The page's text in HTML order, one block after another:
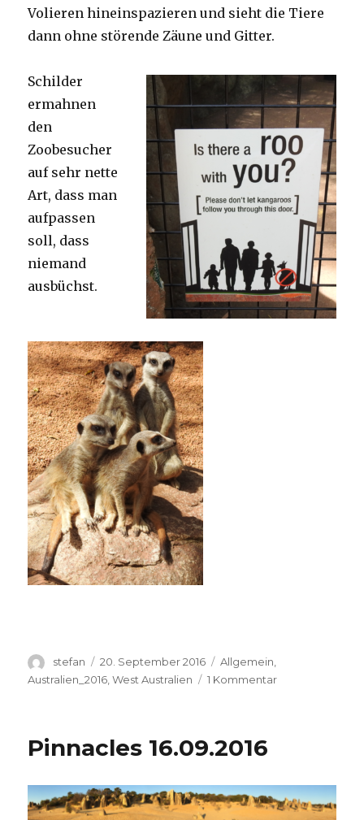
Volieren hineinspazieren und sieht die Tiere
dann ohne störende Zäune und Gitter.
Schilder
ermahnen
den
Zoobesucher
auf sehr nette
Art, dass man
aufpassen
soll, dass
niemand
ausbüchst.
Autor
stefan
Veröffentlicht
am
20. September 2016 Kategorien
Allgemein,
Australien_2016 ,West Australien 1 Kommentarzu
Pinnacles 16.09.2016